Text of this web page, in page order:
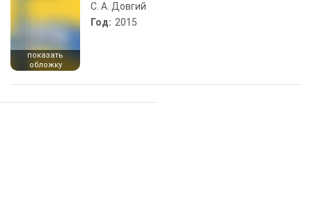
показать
обложку
С. А. Довгий
Год: 2015